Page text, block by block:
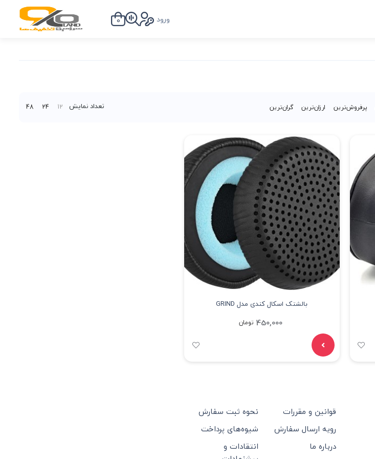
ورود 0
پرفروش‌ترین ارزان‌ترین گران‌ترین تعداد نمایش 12
24
48
بالشتک اسکال کندی مدل GRIND
450,000 تومان
قوانین و مقررات
نحوه ثبت سفارش
رویه ارسال سفارش
شیوه‌های پرداخت
درباره ما
انتقادات و